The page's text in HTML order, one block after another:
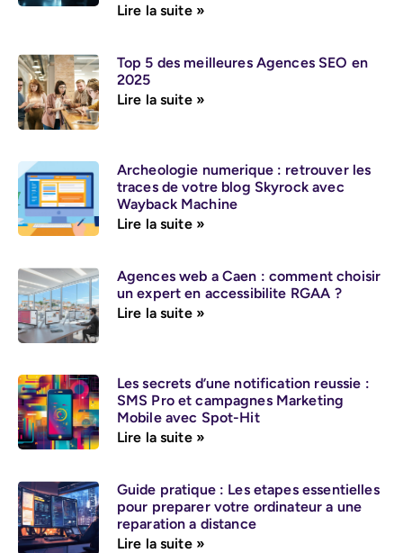
Lire la suite »
Top 5 des meilleures Agences SEO en
2025
Lire la suite »
Archeologie numerique : retrouver les
traces de votre blog Skyrock avec
Wayback Machine
Lire la suite »
Agences web a Caen : comment choisir
un expert en accessibilite RGAA ?
Lire la suite »
Les secrets d’une notification reussie :
SMS Pro et campagnes Marketing
Mobile avec Spot-Hit
Lire la suite »
Guide pratique : Les etapes essentielles
pour preparer votre ordinateur a une
reparation a distance
Lire la suite »